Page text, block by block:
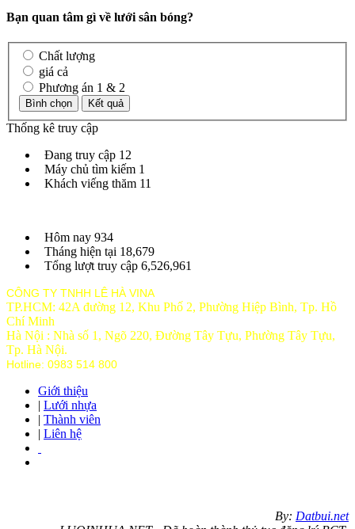
Bạn quan tâm gì về lưới sân bóng?
Chất lượng
giá cả
Phương án 1 & 2
Thống kê truy cập
Đang truy cập 12
Máy chủ tìm kiếm 1
Khách viếng thăm 11
Hôm nay 934
Tháng hiện tại 18,679
Tổng lượt truy cập 6,526,961
CÔNG TY TNHH LÊ HÀ VINA
TP.HCM: 42A đường 12, Khu Phố 2, Phường Hiệp Bình, Tp. Hồ
Chí Minh
Hà Nội : Nhà số 1, Ngõ 220, Đường Tây Tựu, Phường Tây Tựu,
Tp. Hà Nội.
Hotline: 0983 514 800
Giới thiệu
| Lưới nhựa
| Thành viên
| Liên hệ
By: Datbui.net